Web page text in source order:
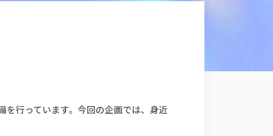
行っています。今回の企画では、身近